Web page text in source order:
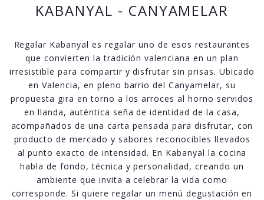
KABANYAL - CANYAMELAR
Regalar Kabanyal es regalar uno de esos restaurantes
que convierten la tradición valenciana en un plan
irresistible para compartir y disfrutar sin prisas. Ubicado
en Valencia, en pleno barrio del Canyamelar, su
propuesta gira en torno a los arroces al horno servidos
en llanda, auténtica seña de identidad de la casa,
acompañados de una carta pensada para disfrutar, con
producto de mercado y sabores reconocibles llevados
al punto exacto de intensidad. En Kabanyal la cocina
habla de fondo, técnica y personalidad, creando un
ambiente que invita a celebrar la vida como
corresponde. Si quiere regalar un menú degustación en